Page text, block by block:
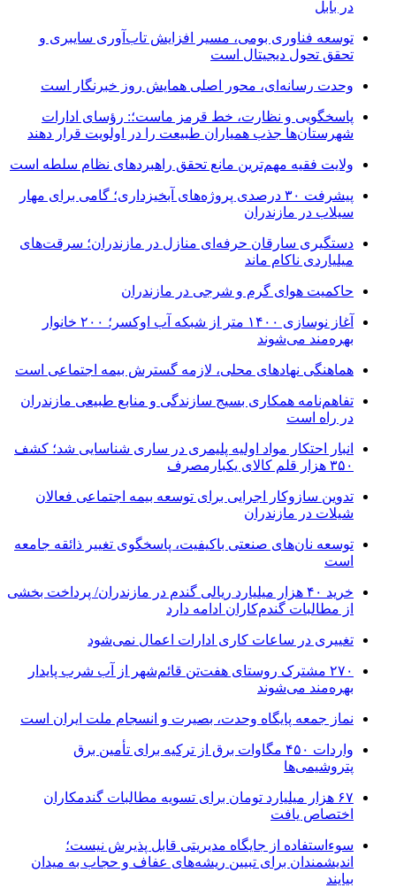
در بابل
توسعه فناوری بومی، مسیر افزایش تاب‌آوری سایبری و
تحقق تحول دیجیتال است
وحدت رسانه‌ای، محور اصلی همایش روز خبرنگار است
پاسخگویی و نظارت، خط قرمز ماست؛: رؤسای ادارات
شهرستان‌ها جذب همیاران طبیعت را در اولویت قرار دهند
ولایت فقیه مهم‌ترین مانع تحقق راهبردهای نظام سلطه است
پیشرفت ۳۰ درصدی پروژه‌های آبخیزداری؛ گامی برای مهار
سیلاب در مازندران
دستگیری سارقان حرفه‌ای منازل در مازندران؛ سرقت‌های
میلیاردی ناکام ماند
حاکمیت هوای گرم و شرجی در مازندران
آغاز نوسازی ۱۴۰۰ متر از شبکه آب اوکسر؛ ۲۰۰ خانوار
بهره‌مند می‌شوند
هماهنگی نهادهای محلی، لازمه گسترش بیمه اجتماعی است
تفاهم‌نامه همکاری بسیج سازندگی و منابع طبیعی مازندران
در راه است
انبار احتکار مواد اولیه پلیمری در ساری شناسایی شد؛ کشف
۳۵۰ هزار قلم کالای یکبارمصرف
تدوین سازوکار اجرایی برای توسعه بیمه اجتماعی فعالان
شیلات در مازندران
توسعه نان‌های صنعتی باکیفیت، پاسخگوی تغییر ذائقه جامعه
است
خرید ۴۰ هزار میلیارد ریالی گندم در مازندران/ پرداخت بخشی
از مطالبات گندم‌کاران ادامه دارد
تغییری در ساعات کاری ادارات اعمال نمی‌شود
۲۷۰ مشترک روستای هفت‌تن قائم‌شهر از آب شرب پایدار
بهره‌مند می‌شوند
نماز جمعه پایگاه وحدت، بصیرت و انسجام ملت ایران است
واردات ۴۵۰ مگاوات برق از ترکیه برای تأمین برق
پتروشیمی‌ها
۶۷ هزار میلیارد تومان برای تسویه مطالبات گندمکاران
اختصاص یافت
سوءاستفاده از جایگاه مدیریتی قابل پذیرش نیست؛
اندیشمندان برای تبیین ریشه‌های عفاف و حجاب به میدان
بیایند